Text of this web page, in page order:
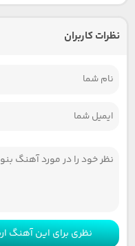
نظرات کاربران
نظری برای این آهنگ